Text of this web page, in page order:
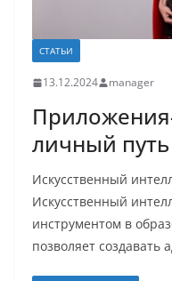
СТАТЬИ
13.12.2024 manager
личный путь
Искусственный
Искусственный
инструментом в
позволяет